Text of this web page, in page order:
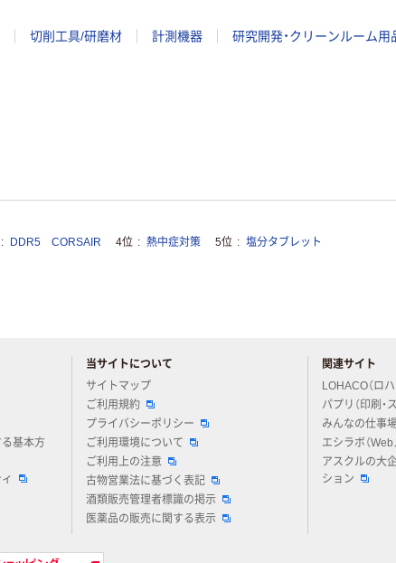
切削工具/研磨材 計測機器 研究開発・クリーンルーム用
DDR5 CORSAIR 4位 熱中症対策 5位 塩分タブレット
基本方
当サイトについて
サイトマップ
ご利用規約
プライバシーポリシー
ご利用環境について
ご利用上の注意
古物営業法に基づく表記
酒類販売管理者標識の掲示
医薬品の販売に関する表示
関連サイト
LOHACO（ロハ
パプリ（印刷・
みんなの仕事
エシラボ（Web
アスクルの大
ション